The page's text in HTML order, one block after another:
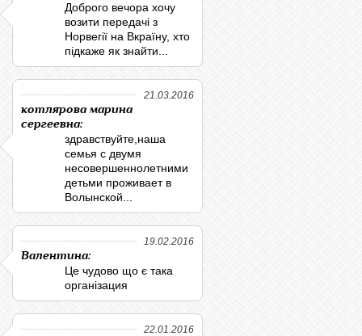
Доброго вечора хочу
возити передачі з
Норвегії на Вкраїну, хто
підкаже як знайти...
21.03.2016
котлярова марина
сергеевна:
здравствуйте,наша
семья с двумя
несовершеннолетними
детьми проживает в
Волынской...
19.02.2016
Валентина:
Це чудово що є така
організация
22.01.2016